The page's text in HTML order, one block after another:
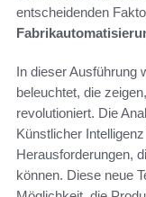
entscheidenden
In dieser Ausführung
beleuchtet, die
revolutioniert. Die
Künstlicher
Herausforderungen,
können. Diese neue